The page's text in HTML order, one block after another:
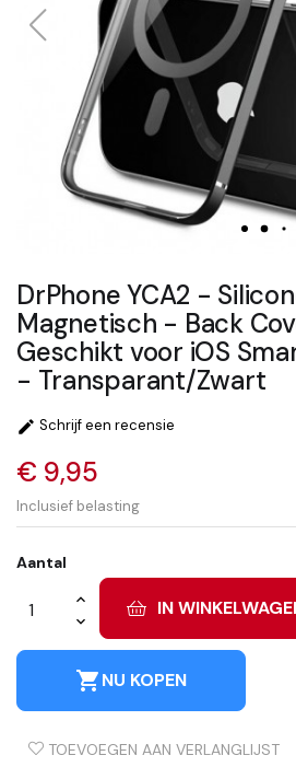
DrPhone YCA2 -
Magnetisch - Back
Geschikt voor iOS
- Transparant/Zwart
 Schrijf een recensie
€ 9,95
Inclusief belasting
Aantal
IN
shopping_cartNU KOPEN
TOEVOEGEN AAN VERLANGLIJST